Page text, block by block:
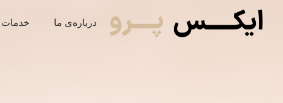
درباره‌ی ما خدمات